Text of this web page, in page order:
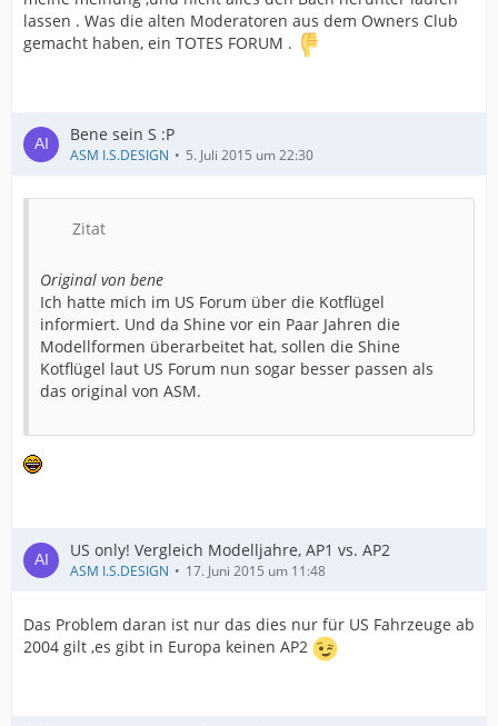
Dann bleibt das auch für neue Mitglieder verständlich
und interessant.
Von gemeinsamen reinen S2000 Treffen mit jährlich
lassen . Was die alten Moderatoren aus dem Owners Club
gemacht haben, ein TOTES FORUM .
Bene sein S :P
ASM I.S.DESIGN 5. Juli 2015 um 22:30
Zitat
Original von bene
Ich hatte mich im US Forum über die Kotflügel
informiert. Und da Shine vor ein Paar Jahren die
Modellformen überarbeitet hat, sollen die Shine
Kotflügel laut US Forum nun sogar besser passen als
das original von ASM.
US only! Vergleich Modelljahre, AP1 vs. AP2
ASM I.S.DESIGN 17. Juni 2015 um 11:48
Das Problem daran ist nur das dies nur für US Fahrzeuge ab
2004 gilt ,es gibt in Europa keinen AP2